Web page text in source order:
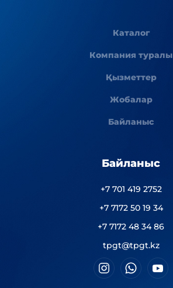
Каталог
Компания туралы
Қызметтер
Жобалар
Байланыс
Байланыс
+7 701 419 2752
+7 7172 50 19 34
+7 7172 48 34 86
tpgt@tpgt.kz